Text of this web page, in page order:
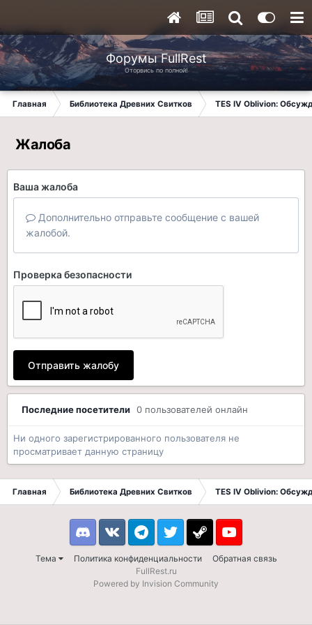
Форумы FullRest
Оторвись по полной!
Главная Библиотека Древних Свитков TES IV Oblivion:
Жалоба
Ваша жалоба
Дополнительно отправьте сообщение с вашей
жалобой.
Проверка безопасности
Отправить жалобу
Последние посетители 0 пользователей онлайн
Ни одного зарегистрированного пользователя не
просматривает данную страницу
Главная Библиотека Древних Свитков TES IV Oblivion:
Тема Политика конфиденциальности Обратная связь
DiscordVK TelegramTwitter Steam Youtube
FullRest.ru
Powered by Invision Community